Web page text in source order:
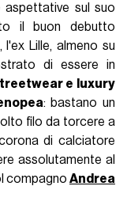
aspettative sul suo
il buon debutto
Lille, almeno su
di essere in
e luxury
: bastano un
filo da torcere a
di calciatore
assolutamente al
compagno Andrea